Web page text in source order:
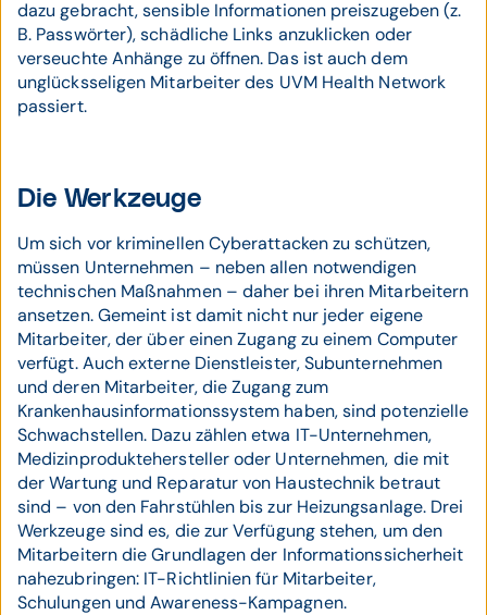
dazu gebracht, sensible Informationen preiszugeben (z.
B. Passwörter), schädliche Links anzuklicken oder
verseuchte Anhänge zu öffnen. Das ist auch dem
unglücksseligen Mitarbeiter des UVM Health Network
passiert.
Die Werkzeuge
Um sich vor kriminellen Cyberattacken zu schützen,
müssen Unternehmen – neben allen notwendigen
technischen Maßnahmen – daher bei ihren Mitarbeitern
ansetzen. Gemeint ist damit nicht nur jeder eigene
Mitarbeiter, der über einen Zugang zu einem Computer
verfügt. Auch externe Dienstleister, Subunternehmen
und deren Mitarbeiter, die Zugang zum
Krankenhausinformationssystem haben, sind potenzielle
Schwachstellen. Dazu zählen etwa IT-Unternehmen,
Medizinproduktehersteller oder Unternehmen, die mit
der Wartung und Reparatur von Haustechnik betraut
sind – von den Fahrstühlen bis zur Heizungsanlage. Drei
Werkzeuge sind es, die zur Verfügung stehen, um den
Mitarbeitern die Grundlagen der Informationssicherheit
nahezubringen: IT-Richtlinien für Mitarbeiter,
Schulungen und Awareness-Kampagnen.